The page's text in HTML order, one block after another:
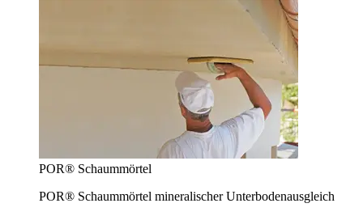
POR® Schaummörtel
POR® Schaummörtel mineralischer Unterbodenausgleich